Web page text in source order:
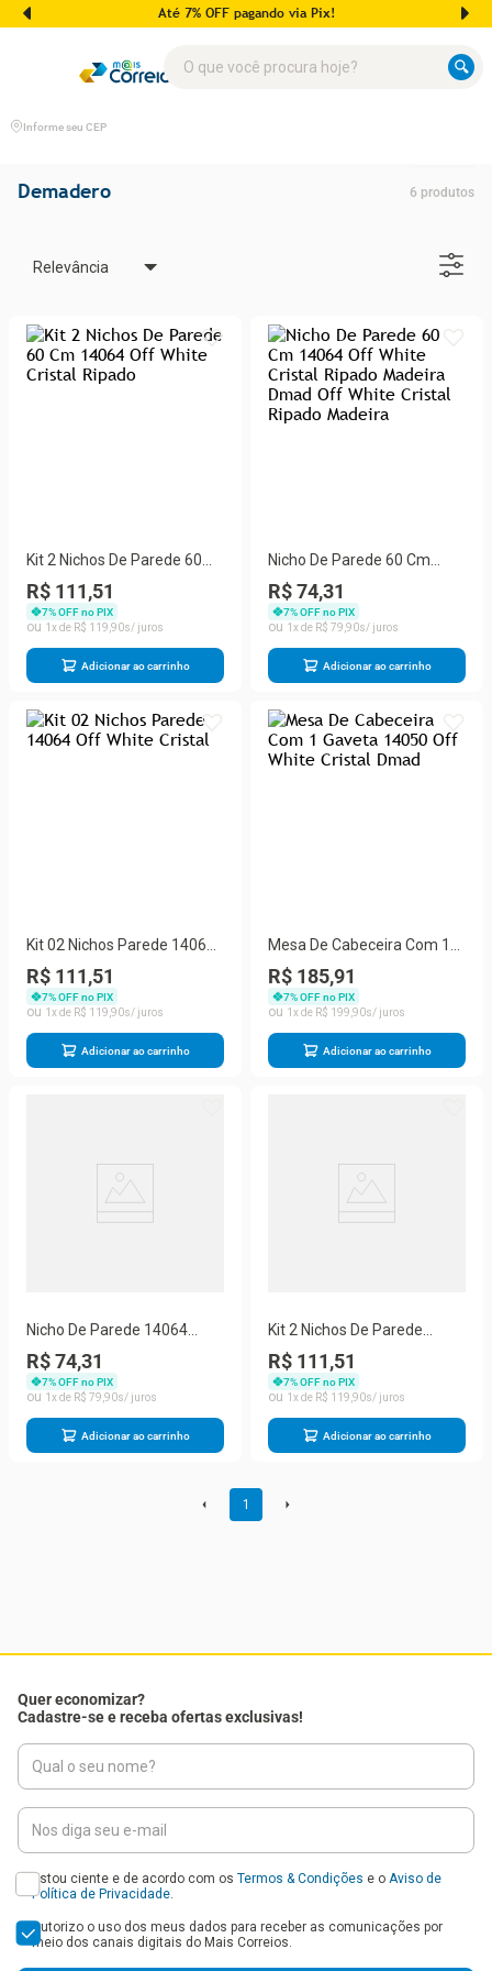
Até 7% OFF pagando via Pix!
Informe seu CEP
Demadero 6 produtos
Relevância
Kit 2 Nichos De Parede 60
Cm 14064 Off White Cristal
Ripado
R$ 111,51
7% OFF no PIX
1
R$ 119 90
Adicionar ao carrinho
Nicho De Parede 60 Cm
14064 Off White Cristal
Ripado Madeira Dmad Off
White Cristal Ripado
Madeira
R$ 74,31
7% OFF no PIX
1
R$ 79 90
Adicionar ao carrinho
Kit 02 Nichos Parede 14064
Off White Cristal
R$ 111,51
7% OFF no PIX
1
R$ 119 90
Adicionar ao carrinho
Mesa De Cabeceira Com 1
Gaveta 14050 Off White
Cristal Dmad
R$ 185,91
7% OFF no PIX
1
R$ 199 90
Adicionar ao carrinho
Nicho De Parede 14064
60cm Off White Cristal
Dmad
R$ 74,31
7% OFF no PIX
1
R$ 79 90
Adicionar ao carrinho
Kit 2 Nichos De Parede
14064 60 Cm
R$ 111,51
7% OFF no PIX
1
R$ 119 90
Adicionar ao carrinho
1
Quer economizar?
Cadastre-se e receba ofertas exclusivas!
Estou ciente e de acordo com os Termos & Condições e o Aviso de
Política de Privacidade.
Autorizo o uso dos meus dados para receber as comunicações por
meio dos canais digitais do Mais Correios.